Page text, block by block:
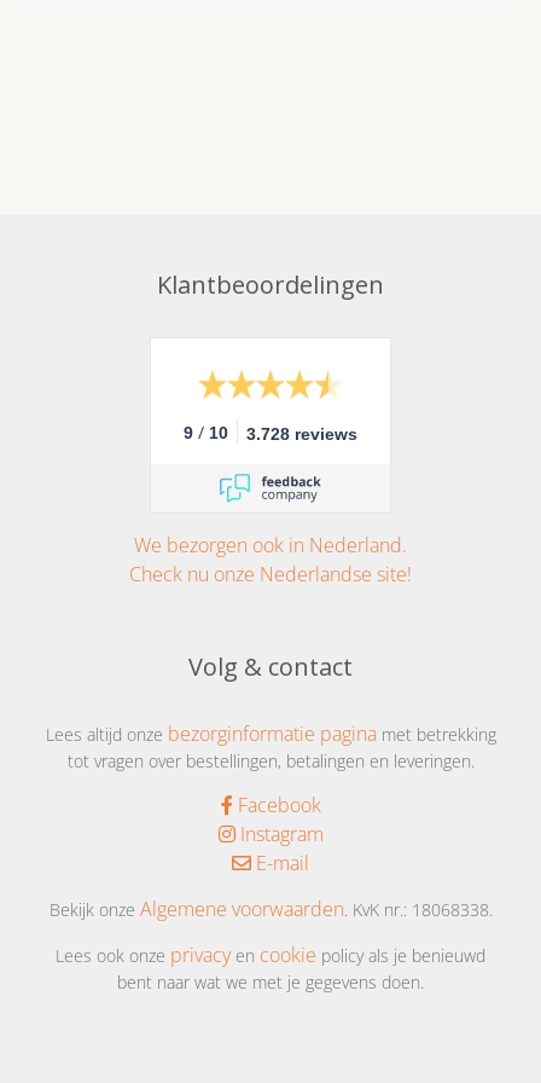
Klantbeoordelingen
9 / 10 3.728 reviews
We bezorgen ook in Nederland.
Check nu onze Nederlandse site!
Volg & contact
Lees altijd onze bezorginformatie paginamet betrekking
tot vragen over bestellingen, betalingen en leveringen.
Facebook
Instagram
E-mail
Bekijk onze Algemene voorwaarden. KvK nr.: 18068338.
Lees ook onze privacyen cookie policy als je benieuwd
bent naar wat we met je gegevens doen.